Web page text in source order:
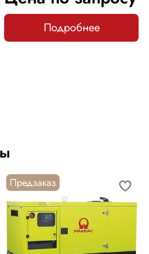
Подробнее
Предзаказ